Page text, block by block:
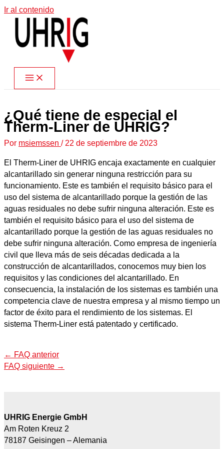
Ir al contenido
¿Qué tiene de especial el
Therm-Liner de UHRIG?
Por msiemssen / 22 de septiembre de 2023
El Therm-Liner de UHRIG encaja exactamente en cualquier
alcantarillado sin generar ninguna restricción para su
funcionamiento. Este es también el requisito básico para el
uso del sistema de alcantarillado porque la gestión de las
aguas residuales no debe sufrir ninguna alteración. Este es
también el requisito básico para el uso del sistema de
alcantarillado porque la gestión de las aguas residuales no
debe sufrir ninguna alteración. Como empresa de ingeniería
civil que lleva más de seis décadas dedicada a la
construcción de alcantarillados, conocemos muy bien los
requisitos y las condiciones del alcantarillado. En
consecuencia, la instalación de los sistemas es también una
competencia clave de nuestra empresa y al mismo tiempo un
factor de éxito para el rendimiento de los sistemas. El
sistema Therm-Liner está patentado y certificado.
← FAQ anterior
FAQ siguiente →
UHRIG Energie GmbH
Am Roten Kreuz 2
78187 Geisingen – Alemania